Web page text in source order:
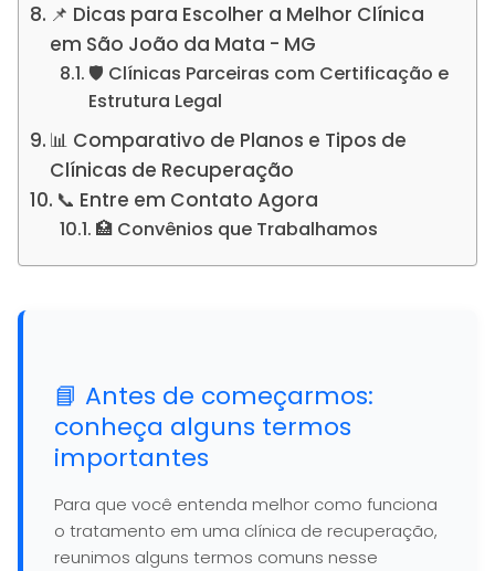
📌 Dicas para Escolher a Melhor Clínica
em São João da Mata - MG
🛡️ Clínicas Parceiras com Certificação e
Estrutura Legal
📊 Comparativo de Planos e Tipos de
Clínicas de Recuperação
📞 Entre em Contato Agora
🏥 Convênios que Trabalhamos
📘 Antes de começarmos:
conheça alguns termos
importantes
Para que você entenda melhor como funciona
o tratamento em uma clínica de recuperação,
reunimos alguns termos comuns nesse